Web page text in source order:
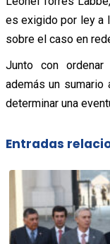
es exigido por ley a
sobre el caso en
Junto con
además un sumario
determinar una
Entradas